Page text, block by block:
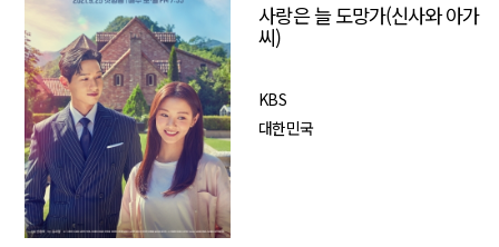
사랑은 늘 도망가(신사와 아가
씨)
KBS
대한민국